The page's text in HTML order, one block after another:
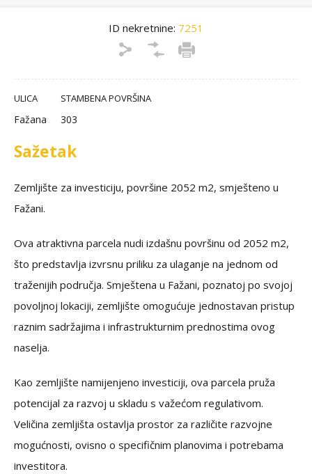
ID nekretnine: 7251
ULICA
Fažana
STAMBENA POVRŠINA
303
Sažetak
Zemljište za investiciju, površine 2052 m2, smješteno u
Fažani.
Ova atraktivna parcela nudi izdašnu površinu od 2052 m2,
što predstavlja izvrsnu priliku za ulaganje na jednom od
traženijih područja. Smještena u Fažani, poznatoj po svojoj
povoljnoj lokaciji, zemljište omogućuje jednostavan pristup
raznim sadržajima i infrastrukturnim prednostima ovog
naselja.
Kao zemljište namijenjeno investiciji, ova parcela pruža
potencijal za razvoj u skladu s važećom regulativom.
Veličina zemljišta ostavlja prostor za različite razvojne
mogućnosti, ovisno o specifičnim planovima i potrebama
investitora.